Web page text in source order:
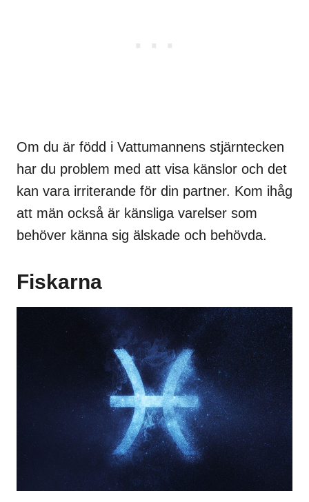
Om du är född i Vattumannens stjärntecken
har du problem med att visa känslor och det
kan vara irriterande för din partner. Kom ihåg
att män också är känsliga varelser som
behöver känna sig älskade och behövda.
Fiskarna